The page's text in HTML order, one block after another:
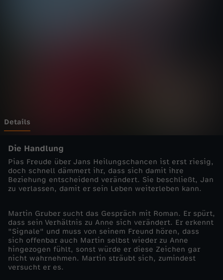
r
-
D
i
e
l
e
Details
Die Handlung
Pias Freude über Jans Heilungschancen ist erst riesig,
doch schnell dämmert ihr, dass sich damit ihre
Beziehung entscheidend verändert. Sie beschließt, Jan
zu verlassen, damit er sein Leben weiterleben kann.
Martin Gruber sucht das Gespräch mit Roman. Er spürt,
dass sein Verhältnis zu Anne sich verändert. Er erkennt
"Signale" und muss von seinem Freund hören, dass
sich offenbar auch Martin selbst wieder zu Anne
hingezogen fühlt, sonst würde er diese Zeichen gar
nicht wahrnehmen. Martin sträubt sich, zumindest
versucht er es.